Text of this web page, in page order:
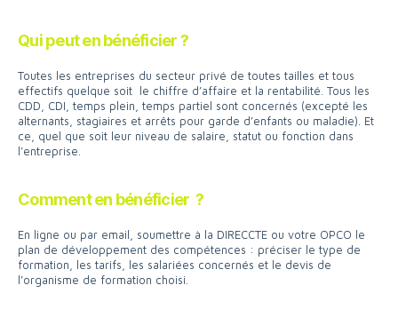
Qui peut en bénéficier ?
Toutes les entreprises du secteur privé de toutes tailles et tous
effectifs quelque soit le chiffre d’affaire et la rentabilité. Tous les
CDD, CDI, temps plein, temps partiel sont concernés (excepté les
alternants, stagiaires et arrêts pour garde d’enfants ou maladie). Et
ce, quel que soit leur niveau de salaire, statut ou fonction dans
l’entreprise.
Comment en bénéficier ?
En ligne ou par email, soumettre à la DIRECCTE ou votre OPCO le
plan de développement des compétences : préciser le type de
formation, les tarifs, les salariées concernés et le devis de
l’organisme de formation choisi.